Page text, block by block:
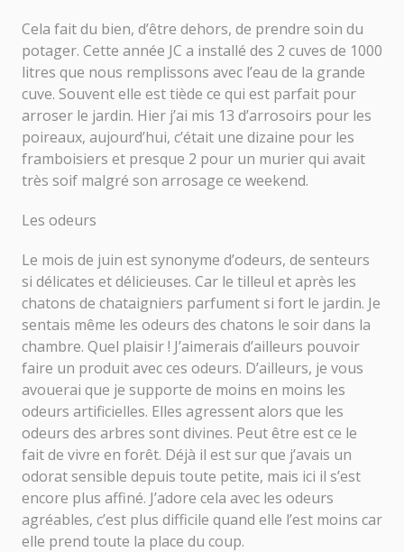
Cela fait du bien, d’être dehors, de prendre soin du
potager. Cette année JC a installé des 2 cuves de 1000
litres que nous remplissons avec l’eau de la grande
cuve. Souvent elle est tiède ce qui est parfait pour
arroser le jardin. Hier j’ai mis 13 d’arrosoirs pour les
poireaux, aujourd’hui, c’était une dizaine pour les
framboisiers et presque 2 pour un murier qui avait
très soif malgré son arrosage ce weekend.
Les odeurs
Le mois de juin est synonyme d’odeurs, de senteurs
si délicates et délicieuses. Car le tilleul et après les
chatons de chataigniers parfument si fort le jardin. Je
sentais même les odeurs des chatons le soir dans la
chambre. Quel plaisir ! J’aimerais d’ailleurs pouvoir
faire un produit avec ces odeurs. D’ailleurs, je vous
avouerai que je supporte de moins en moins les
odeurs artificielles. Elles agressent alors que les
odeurs des arbres sont divines. Peut être est ce le
fait de vivre en forêt. Déjà il est sur que j’avais un
odorat sensible depuis toute petite, mais ici il s’est
encore plus affiné. J’adore cela avec les odeurs
agréables, c’est plus difficile quand elle l’est moins car
elle prend toute la place du coup.